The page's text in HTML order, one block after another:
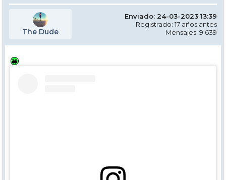
The Dude
Enviado: 24-03-2023 13:39
Registrado: 17 años antes
Mensajes: 9.639